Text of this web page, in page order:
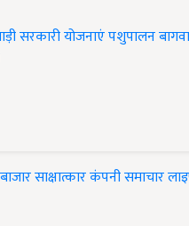
सरकारी योजनाएंपशुपालन
बाजारसाक्षात्कारकंपनी समाचार